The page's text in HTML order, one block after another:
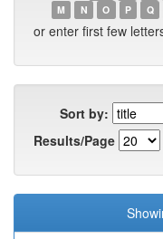
M
N O P Q
or enter first few
Sort by:
Results/Page